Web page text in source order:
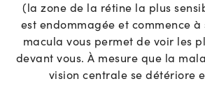
(la zone de la rétine la plus
est endommagée et commence
macula vous permet de voir les
devant vous. À mesure que la
vision centrale se détériore